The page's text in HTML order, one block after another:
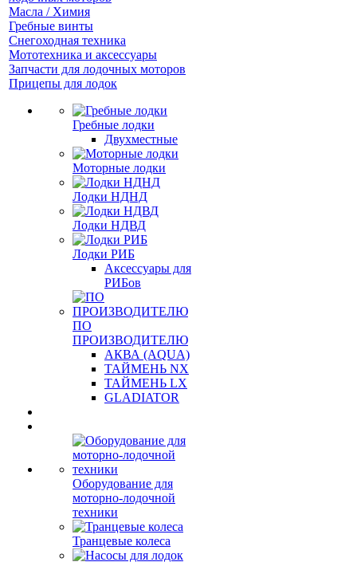
Масла / Химия
Гребные винты
Снегоходная техника
Мототехника и аксессуары
Запчасти для лодочных моторов
Прицепы для лодок
Гребные лодки
Двухместные
Моторные лодки
Лодки НДНД
Лодки НДВД
Лодки РИБ
Аксессуары для
РИБов
ПО
ПРОИЗВОДИТЕЛЮ
АКВА (AQUA)
ТАЙМЕНЬ NX
ТАЙМЕНЬ LX
GLADIATOR
Оборудование для
моторно-лодочной
техники
Транцевые колеса